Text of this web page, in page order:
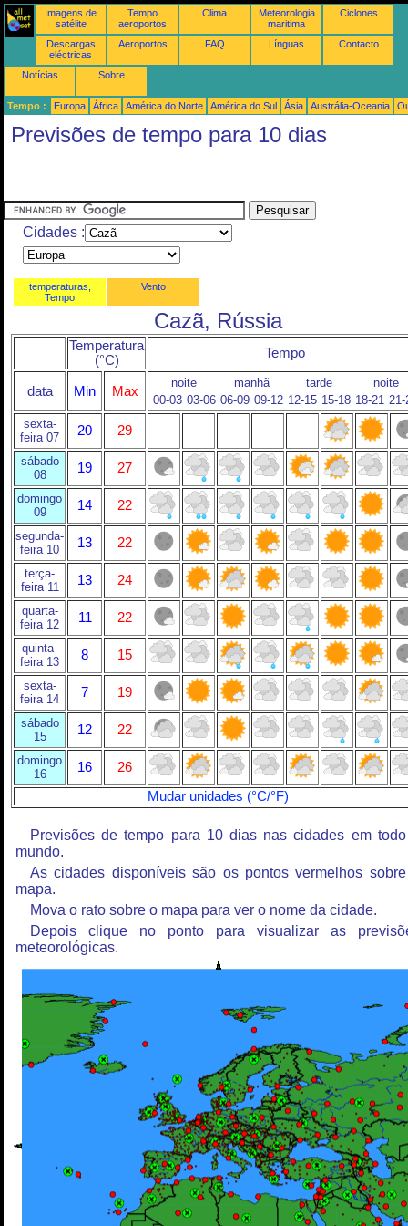
Imagens de
satélite
Tempo
aeroportos
Clima
Meteorologia
maritima
Ciclones
Descargas
eléctricas
Aeroportos FAQ Línguas Contacto
Notícias Sobre
Tempo : Europa África América do Norte América do Sul Ásia Austrália-Oceania
Previsões de tempo para 10 dias
Cidades :
temperaturas,
Tempo
Vento
Cazã, Rússia
Temperatura
(°C)
Tempo
data Min Max
noite manhã tarde
noite
00-03 03-06 06-09 09-12 12-15 15-18 18-21 21-
sexta-
feira 07
20 29
sábado
08
19 27
domingo
09
14 22
segunda-
feira 10
13 22
terça-
feira 11
13 24
quarta-
feira 12
11 22
quinta-
feira 13
8 15
sexta-
feira 14
7 19
sábado
15
12 22
domingo
16
16
26
Mudar unidades (°C/°F)
Previsões de tempo para 10 dias nas cidades em
mundo.
As cidades disponíveis são os pontos vermelhos
mapa.
Mova o rato sobre o mapa para ver o nome da cidade.
Depois clique no ponto para visualizar as
meteorológicas.